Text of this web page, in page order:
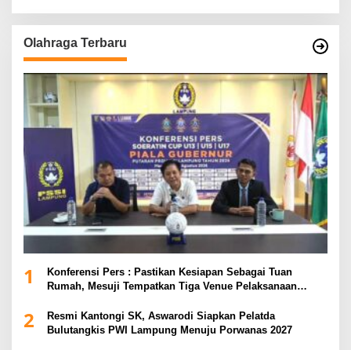
Olahraga Terbaru
1
Konferensi Pers : Pastikan Kesiapan Sebagai Tuan
Rumah, Mesuji Tempatkan Tiga Venue Pelaksanaan
2
Resmi Kantongi SK, Aswarodi Siapkan Pelatda
Bulutangkis PWI Lampung Menuju Porwanas 2027